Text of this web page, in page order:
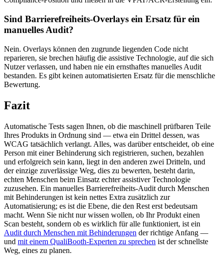
Sind Barrierefreiheits-Overlays ein Ersatz für ein
manuelles Audit?
Nein. Overlays können den zugrunde liegenden Code nicht
reparieren, sie brechen häufig die assistive Technologie, auf die sich
Nutzer verlassen, und haben nie ein ernsthaftes manuelles Audit
bestanden. Es gibt keinen automatisierten Ersatz für die menschliche
Bewertung.
Fazit
Automatische Tests sagen Ihnen, ob die maschinell prüfbaren Teile
Ihres Produkts in Ordnung sind — etwa ein Drittel dessen, was
WCAG tatsächlich verlangt. Alles, was darüber entscheidet, ob eine
Person mit einer Behinderung sich registrieren, suchen, bezahlen
und erfolgreich sein kann, liegt in den anderen zwei Dritteln, und
der einzige zuverlässige Weg, dies zu bewerten, besteht darin,
echten Menschen beim Einsatz echter assistiver Technologie
zuzusehen. Ein manuelles Barrierefreiheits-Audit durch Menschen
mit Behinderungen ist kein nettes Extra zusätzlich zur
Automatisierung; es ist die Ebene, die den Rest erst bedeutsam
macht. Wenn Sie nicht nur wissen wollen, ob Ihr Produkt einen
Scan besteht, sondern ob es wirklich für alle funktioniert, ist ein
Audit durch Menschen mit Behinderungen der richtige Anfang —
und mit einem QualiBooth-Experten zu sprechen ist der schnellste
Weg, eines zu planen.